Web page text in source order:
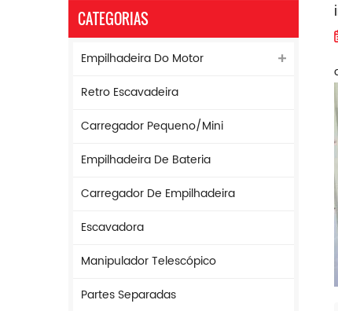
CATEGORIAS
Empilhadeira Do Motor
Retro Escavadeira
Carregador Pequeno/mini
Empilhadeira De Bateria
Carregador De Empilhadeira
Escavadora
Manipulador Telescópico
Partes Separadas